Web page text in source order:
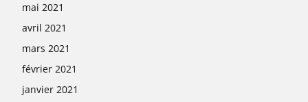
mai 2021
avril 2021
mars 2021
février 2021
janvier 2021